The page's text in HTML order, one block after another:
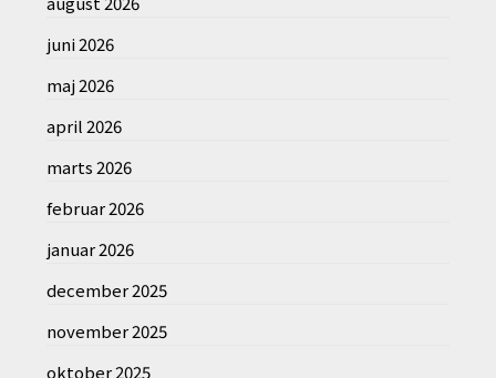
juni 2026
maj 2026
april 2026
marts 2026
februar 2026
januar 2026
december 2025
november 2025
oktober 2025